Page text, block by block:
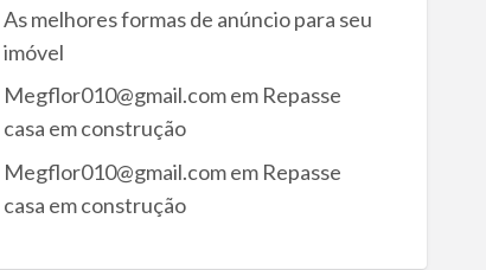
As melhores formas de anúncio para seu
imóvel
Megflor010@gmail.comem Repasse
casa em construção
Megflor010@gmail.comem Repasse
casa em construção